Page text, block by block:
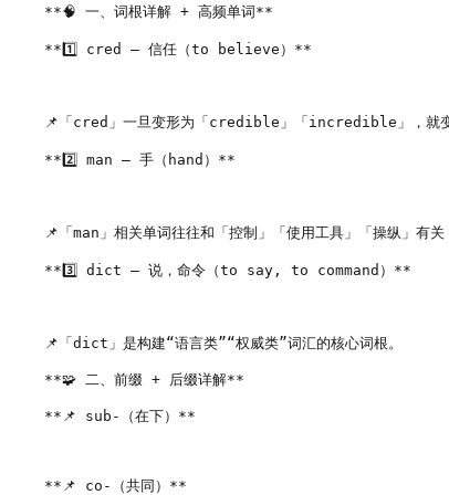
**🧠 一、词根详解 + 高频单词**
**1️⃣ cred – 信任（to believe）**
📌「cred」一旦变形为「credible」「incredible」，就
**2️⃣ man – 手（hand）**
📌「man」相关单词往往和「控制」「使用工具」「操纵」有关
**3️⃣ dict – 说，命令（to say, to command）**
📌「dict」是构建“语言类”“权威类”词汇的核心词根。
**🧩 二、前缀 + 后缀详解**
**📌 sub-（在下）**
**📌 co-（共同）**